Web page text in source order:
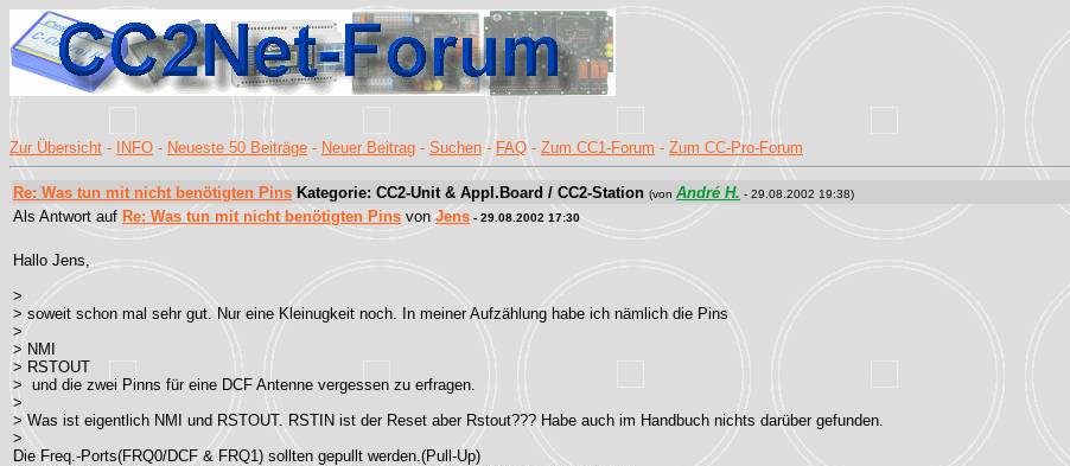
Zur Übersicht - INFO - Neueste 50 Beiträge - Neuer Beitrag - Suchen - FAQ - Zum CC1-Forum - Zum CC-Pro-Forum
Re: Was tun mit nicht benötigten Pins Kategorie: CC2-Unit & Appl.Board / CC2-Station (von André H. - 29.08.2002 19:38)
Als Antwort auf Re: Was tun mit nicht benötigten Pins von Jens - 29.08.2002 17:30
Hallo Jens,
>
> soweit schon mal sehr gut. Nur eine Kleinugkeit noch. In meiner Aufzählung habe ich nämlich die Pins
>
> NMI
> RSTOUT
> und die zwei Pinns für eine DCF Antenne vergessen zu erfragen.
>
> Was ist eigentlich NMI und RSTOUT. RSTIN ist der Reset aber Rstout??? Habe auch im Handbuch nichts darüber gefunden.
>
Die Freq.-Ports(FRQ0/DCF & FRQ1) sollten gepullt werden.(Pull-Up)